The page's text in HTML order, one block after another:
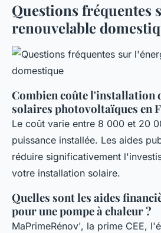
Questions fréquentes
renouvelable
Combien coûte l'installation
solaires photovoltaïques en
Le coût varie entre 8 000 et 20
puissance installée. Les aides
réduire significativement
votre installation solaire.
Quelles sont les aides
pour une pompe à chaleur ?
MaPrimeRénov', la prime CEE,